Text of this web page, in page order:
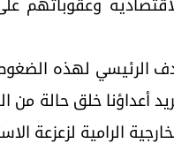
الرئيسي لهذه
أعداؤنا خلق حالة
الرامية لزعزعة